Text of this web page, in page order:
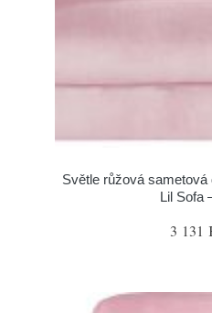
Světle růžová
Lil Sofa
3 131